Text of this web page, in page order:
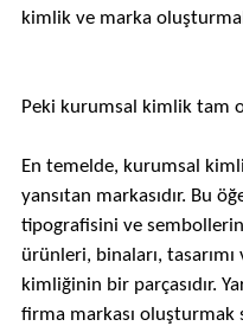
kimlik ve marka
Peki kurumsal kimlik tam
En temelde, kurumsal
yansıtan markasıdır. Bu
tipografisini ve
ürünleri, binaları, tasarımı
kimliğinin bir parçasıdır.
firma markası oluşturmak